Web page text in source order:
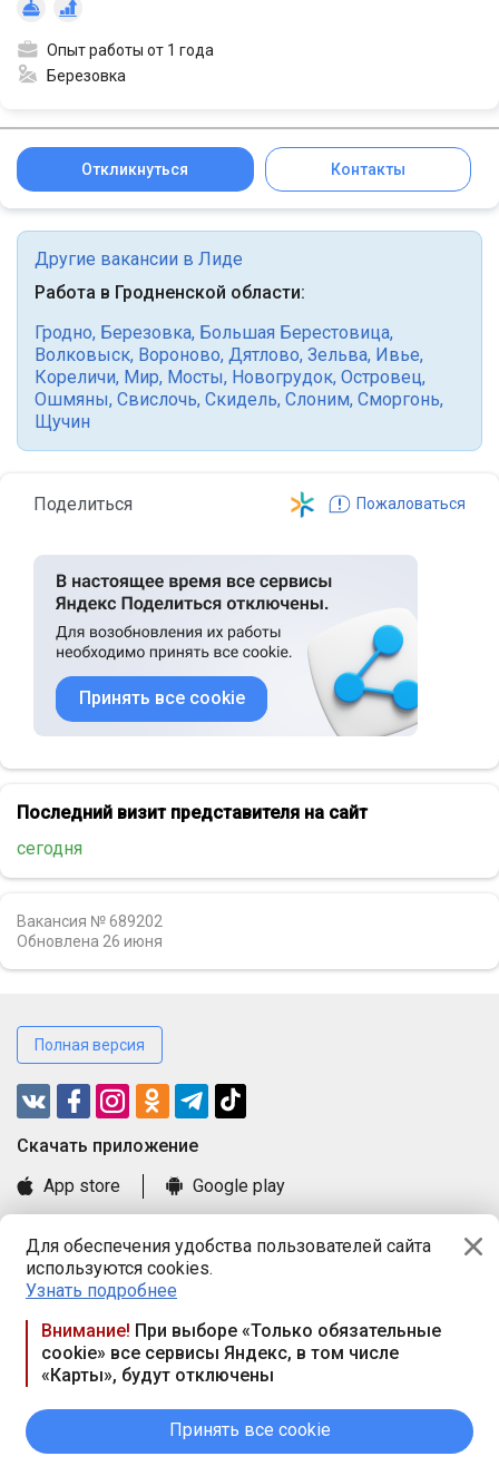
Для обеспечения удобства пользователей сайта
используются cookies.
Узнать подробнее
Внимание! При выборе «Только обязательные
cookie» все сервисы Яндекс, в том числе
«Карты», будут отключены
Принять все cookie
Опыт работы от 1 года
Березовка
Откликнуться Контакты
Другие вакансии в Лиде
Работа в Гродненской области:
Гродно, Березовка, Большая Берестовица,
Волковыск, Вороново, Дятлово, Зельва, Ивье,
Кореличи, Мир, Мосты, Новогрудок, Островец,
Ошмяны, Свислочь, Скидель, Слоним, Сморгонь,
Щучин
Поделиться Пожаловаться
Принять все cookie
Последний визит представителя на сайт
сегодня
Вакансия № 689202
Обновлена 26 июня
Полная версия
Cкачать приложение
App store
Google play
Книга замечаний и предложений
Правила и документы
Praca.by © 2000—2026, ООО «ПРАЦА БАЙ»
Республика Беларусь, 220114, г. Минск, пр-т Независимости
117а, пом. № 9.
вых. дн. — сб., вс.
Режим работы сайта — круглосуточно. E-mail ООО «ПРАЦА
БАЙ» editor@praca.by